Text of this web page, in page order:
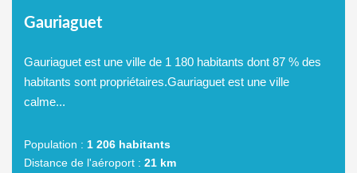
Gauriaguet
Gauriaguet est une ville de 1 180 habitants dont 87 % des
habitants sont propriétaires.Gauriaguet est une ville
calme...
Population : 1 206 habitants
Distance de l'aéroport : 21 km